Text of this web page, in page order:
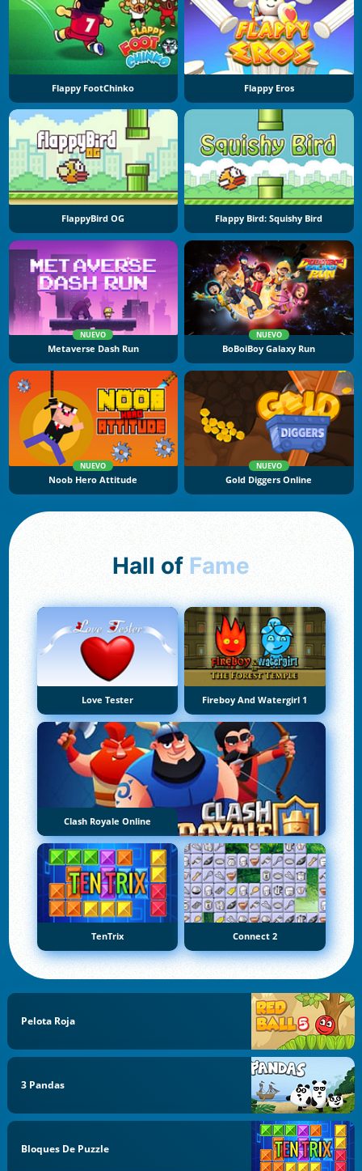
Flappy FootChinko Flappy Eros
FlappyBird OG Flappy Bird: Squishy Bird
NUEVO
Metaverse Dash Run
NUEVO
BoBoiBoy Galaxy Run
NUEVO
Noob Hero Attitude
NUEVO
Gold Diggers Online
Hall of Fame
Love Tester Fireboy And Watergirl 1
Clash Royale Online
TenTrix Connect 2
Pelota Roja
3 Pandas
Bloques De Puzzle